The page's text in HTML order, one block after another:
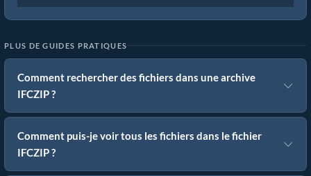
PLUS DE GUIDES PRATIQUES
Comment rechercher des fichiers dans une archive
IFCZIP ?
Comment puis-je voir tous les fichiers dans le fichier
IFCZIP ?